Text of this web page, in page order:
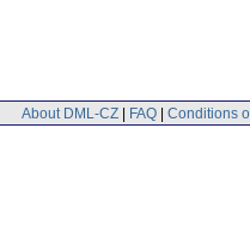
About DML-CZ | FAQ | Conditions